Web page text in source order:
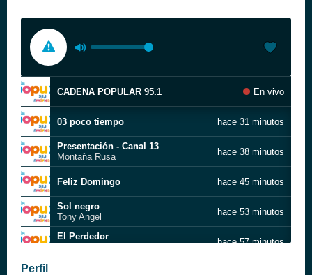
CADENA POPULAR 95.1 En vivo
03 poco tiempo hace 31 minutos
Presentación - Canal 13
Montaña Rusa
hace 38 minutos
Feliz Domingo hace 45 minutos
Sol negro
Tony Angel
hace 53 minutos
El Perdedor
hace 57 minutos
Perfil